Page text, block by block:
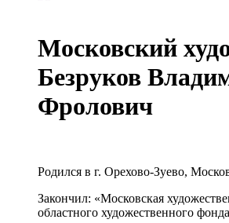
Московский
Безруков
Фролович
Родился в г. Орехово-Зуево,
Закончил: «Московская
областного художественного